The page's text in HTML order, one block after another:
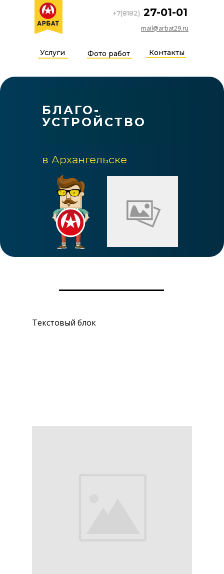
Услуги Фото работ Контакты
mail@arbat29.ru
27-01-01
+7(8182)
БЛАГО-
УСТРОЙСТВО
в Архангельске
Текстовый блок